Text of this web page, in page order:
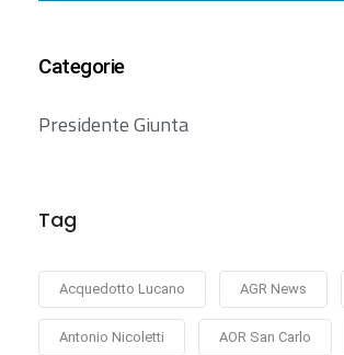
Categorie
Presidente Giunta
Tag
Acquedotto Lucano AGR News
Antonio Nicoletti AOR San Carlo